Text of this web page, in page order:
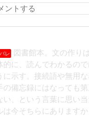
レ
図書館本。文の作り
的に、読んでわかるの
に示す。接続語や無用
の備忘録にはなっても
い、という言葉に思い
は今そちらにあります